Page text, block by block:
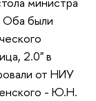
Оба были
2.0" в
от НИУ
- Ю.Н.